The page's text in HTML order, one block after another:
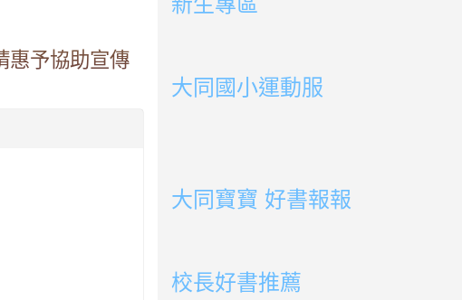
惠予協助宣傳
大同國小運動服
大同寶寶 好書報報
校長好書推薦